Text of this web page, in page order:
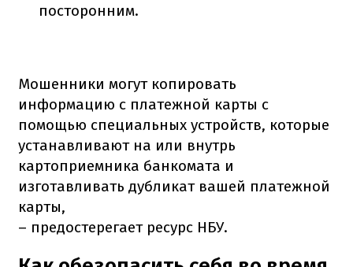
посторонним.
Мошенники могут копировать
информацию с платежной карты с
помощью специальных устройств, которые
устанавливают на или внутрь
картоприемника банкомата и
изготавливать дубликат вашей платежной
карты,
– предостерегает ресурс НБУ.